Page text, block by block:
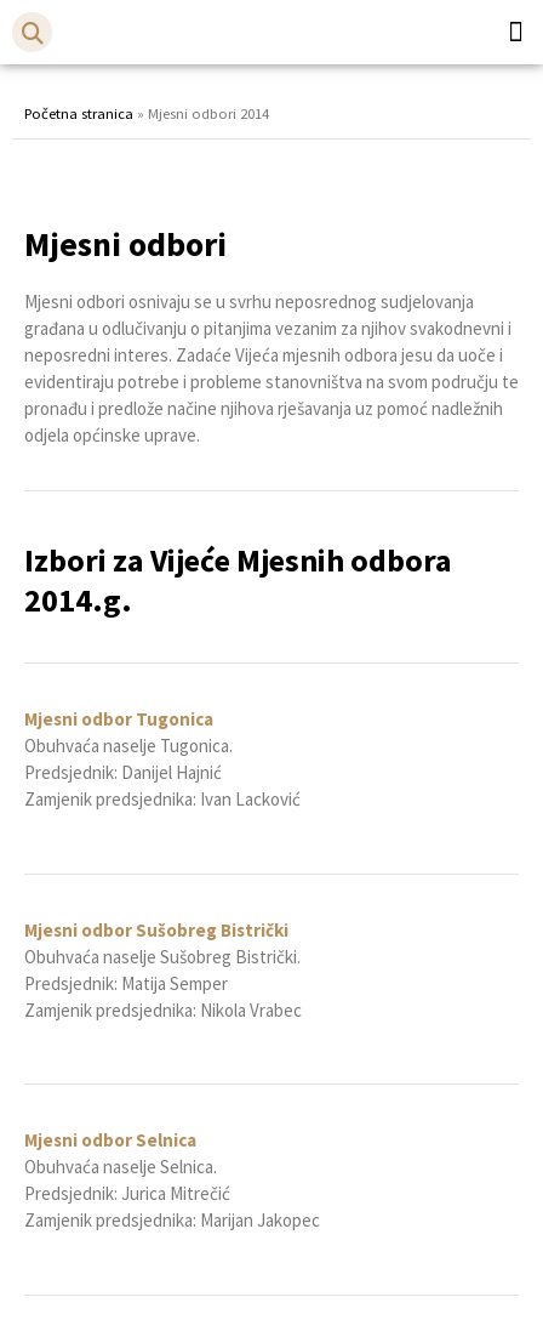
Početna stranica » Mjesni odbori 2014
Mjesni odbori
Mjesni odbori osnivaju se u svrhu neposrednog sudjelovanja
građana u odlučivanju o pitanjima vezanim za njihov svakodnevni i
neposredni interes. Zadaće Vijeća mjesnih odbora jesu da uoče i
evidentiraju potrebe i probleme stanovništva na svom području te
pronađu i predlože načine njihova rješavanja uz pomoć nadležnih
odjela općinske uprave.
Izbori za Vijeće Mjesnih odbora
2014.g.
Mjesni odbor Tugonica
Obuhvaća naselje Tugonica.
Predsjednik: Danijel Hajnić
Zamjenik predsjednika: Ivan Lacković
Mjesni odbor Sušobreg Bistrički
Obuhvaća naselje Sušobreg Bistrički.
Predsjednik: Matija Semper
Zamjenik predsjednika: Nikola Vrabec
Mjesni odbor Selnica
Obuhvaća naselje Selnica.
Predsjednik: Jurica Mitrečić
Zamjenik predsjednika: Marijan Jakopec